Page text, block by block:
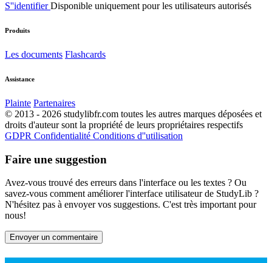
S''identifierDisponible uniquement pour les utilisateurs autorisés
Produits
Les documents Flashcards
Assistance
Plainte Partenaires
© 2013 - 2026 studylibfr.com toutes les autres marques déposées et
droits d'auteur sont la propriété de leurs propriétaires respectifs
GDPR Confidentialité Conditions d''utilisation
Faire une suggestion
Avez-vous trouvé des erreurs dans l'interface ou les textes ? Ou
savez-vous comment améliorer l'interface utilisateur de StudyLib ?
N'hésitez pas à envoyer vos suggestions. C'est très important pour
nous!
Envoyer un commentaire